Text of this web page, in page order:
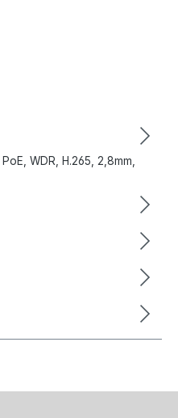
WDR, H.265, 2,8mm,